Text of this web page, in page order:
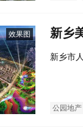
效果图 新乡
新乡市
公园地产